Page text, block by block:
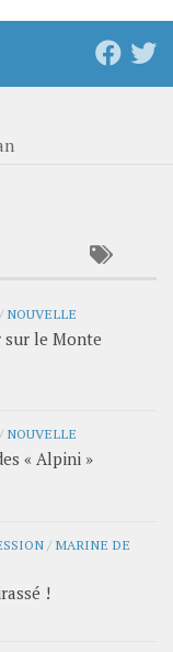
/ NOUVELLE
sur le Monte
/ NOUVELLE
« Alpini »
/ MARINE DE
!